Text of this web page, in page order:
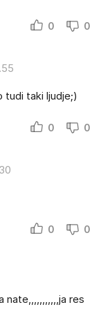
0 0
tudi taki ljudje;)
0 0
0 0
nate,,,,,,,,,,,ja res